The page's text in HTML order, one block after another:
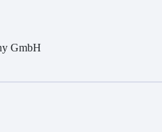
GmbH